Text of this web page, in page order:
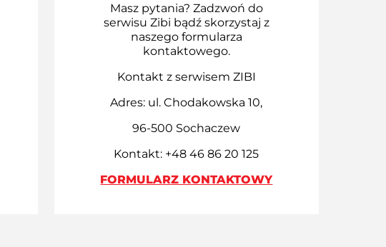
Masz pytania? Zadzwoń do
serwisu Zibi bądź skorzystaj z
naszego formularza
kontaktowego.
Kontakt z serwisem ZIBI
Adres: ul. Chodakowska 10,
96-500 Sochaczew
Kontakt: +48 46 86 20 125
FORMULARZ KONTAKTOWY